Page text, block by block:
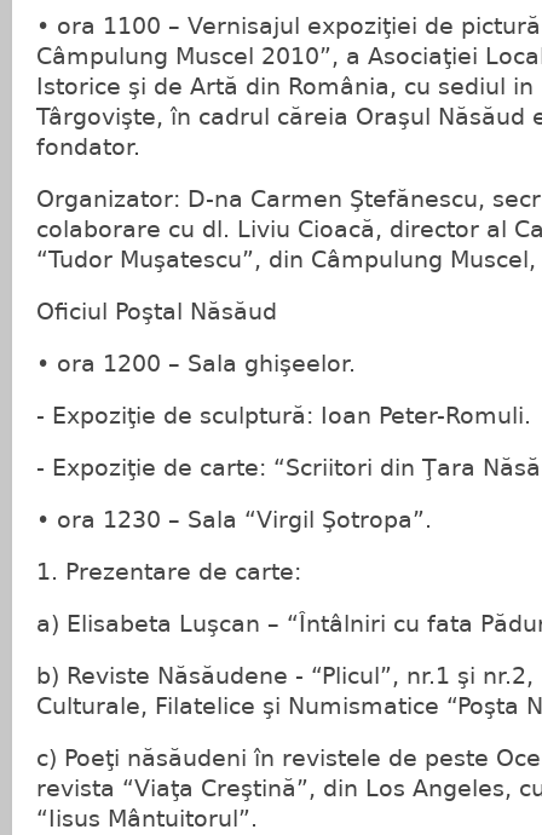
• ora 1100 – Vernisajul expoziţiei de
Câmpulung Muscel 2010”, a Asociaţiei
Istorice şi de Artă din România, cu sediul
Târgovişte, în cadrul căreia Oraşul Năsăud
fondator.
Organizator: D-na Carmen Ştefănescu,
colaborare cu dl. Liviu Cioacă, director al
“Tudor Muşatescu”, din Câmpulung
Oficiul Poştal Năsăud
• ora 1200 – Sala ghişeelor.
- Expoziţie de sculptură: Ioan Peter-Romuli.
- Expoziţie de carte: “Scriitori din Ţara
• ora 1230 – Sala “Virgil Şotropa”.
1. Prezentare de carte:
a) Elisabeta Luşcan – “Întâlniri cu fata
b) Reviste Năsăudene - “Plicul”, nr.1 şi
Culturale, Filatelice şi Numismatice “Poşta
c) Poeţi năsăudeni în revistele de peste
revista “Viaţa Creştină”, din Los Angeles,
“Iisus Mântuitorul”.